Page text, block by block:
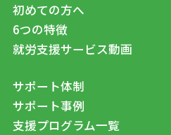
初めての方へ
6つの特徴
就労支援サービス動画
サポート体制
サポート事例
支援プログラム一覧